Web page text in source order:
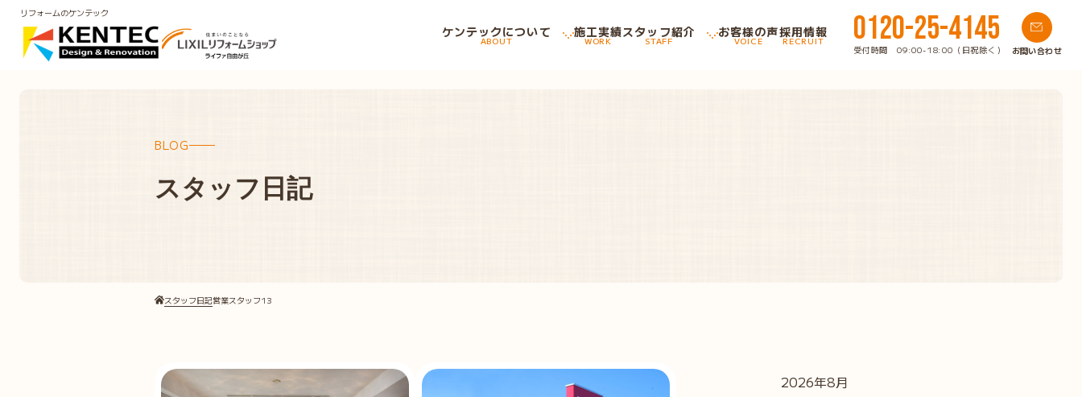
リフォームのケンテック
ケンテックについて
ABOUT
施工実績
WORK
スタッフ紹介
STAFF
お客様の声
VOICE
採用情報
RECRUIT 0120-25-4145
受付時間 09:00-18:00（日祝除く） お問い合わせ
BLOG
スタッフ日記
スタッフ日記営業スタッフ13
2026年8月